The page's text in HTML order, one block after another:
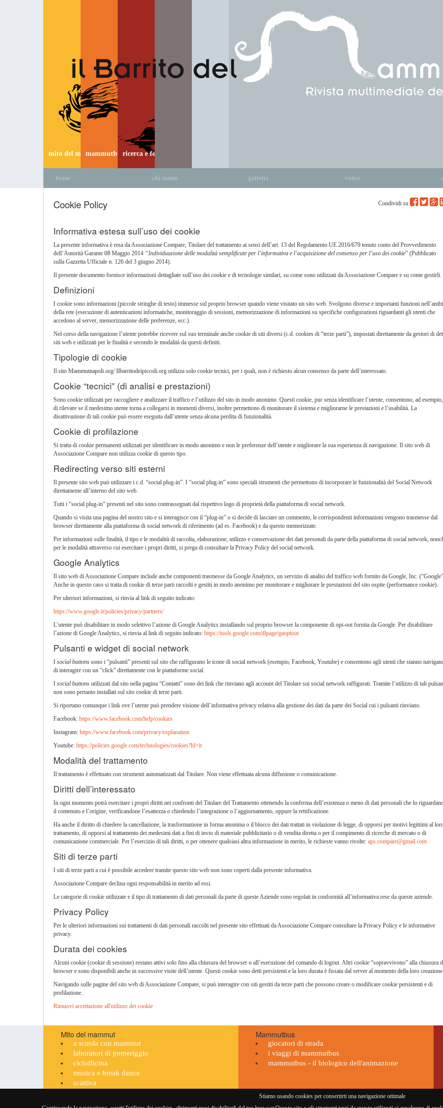
Stiamo usando cookies per consertirti una navigazione ottimale
mito del mammutmammutbusricerca e formazione
home chi siamo galleria video
Condividi su
Cookie Policy
Informativa estesa sull’uso dei cookie
La presente informativa è resa da Associazione Compare, Titolare del trattamento ai sensi dell’art. 13 del Regolamento UE 2016/679 tenuto conto del Provvedimento
dell’Autorità Garante 08 Maggio 2014 “Individuazione delle modalità semplificate per l’informativa e l’acquisizione del consenso per l’uso dei cookie” (Pubblicato
sulla Gazzetta Ufficiale n. 126 del 3 giugno 2014).
Il presente documento fornisce informazioni dettagliate sull’uso dei cookie e di tecnologie similari, su come sono utilizzati da Associazione Compare e su come gestirli.
Definizioni
I cookie sono informazioni (piccole stringhe di testo) immesse sul proprio browser quando viene visitato un sito web. Svolgono diverse e importanti funzioni
della rete (esecuzione di autenticazioni informatiche, monitoraggio di sessioni, memorizzazione di informazioni su specifiche configurazioni riguardanti gli utenti che
accedono al server, memorizzazione delle preferenze, ecc.).
Nel corso della navigazione l’utente potrebbe ricevere sul suo terminale anche cookie di siti diversi (c.d. cookies di “terze parti”), impostati direttamente da gestori di
siti web e utilizzati per le finalità e secondo le modalità da questi definiti.
Tipologie di cookie
Il sito Mammutnapoli.org/ Ilbarritodeipiccoli.org utilizza solo cookie tecnici, per i quali, non è richiesto alcun consenso da parte dell’interessato.
Cookie “tecnici” (di analisi e prestazioni)
Sono cookie utilizzati per raccogliere e analizzare il traffico e l’utilizzo del sito in modo anonimo. Questi cookie, pur senza identificare l’utente, consentono, ad esempio,
di rilevare se il medesimo utente torna a collegarsi in momenti diversi, inoltre permettono di monitorare il sistema e migliorarne le prestazioni e l’usabilità. La
disattivazione di tali cookie può essere eseguita dall’utente senza alcuna perdita di funzionalità.
Cookie di profilazione
Si tratta di cookie permanenti utilizzati per identificare in modo anonimo e non le preferenze dell’utente e migliorare la sua esperienza di navigazione. Il sito web di
Associazione Compare non utilizza cookie di questo tipo.
Redirecting verso siti esterni
Il presente sito web può utilizzare i c.d. “social plug-in”. I “social plug-in” sono speciali strumenti che permettono di incorporare le funzionalità del Social Network
direttamente all’interno del sito web.
Tutti i “social plug-in” presenti nel sito sono contrassegnati dal rispettivo logo di proprietà della piattaforma di social network.
Quando si visita una pagina del nostro sito e si interagisce con il “plug-in” o si decide di lasciare un commento, le corrispondenti informazioni vengono trasmesse dal
browser direttamente alla piattaforma di social network di riferimento (ad es. Facebook) e da questo memorizzate.
Per informazioni sulle finalità, il tipo e le modalità di raccolta, elaborazione, utilizzo e conservazione dei dati personali da parte della piattaforma di social network,
per le modalità attraverso cui esercitare i propri diritti, si prega di consultare la Privacy Policy del social network.
Google Analytics
Il sito web di Associazione Compare include anche componenti trasmesse da Google Analytics, un servizio di analisi del traffico web fornito da Google, Inc.
Anche in questo caso si tratta di cookie di terze parti raccolti e gestiti in modo anonimo per monitorare e migliorare le prestazioni del sito ospite (performance cookie).
Per ulteriori informazioni, si rinvia al link di seguito indicato:
https://www.google.it/policies/privacy/partners/
L’utente può disabilitare in modo selettivo l’azione di Google Analytics installando sul proprio browser la componente di opt-out fornita da Google. Per disabilitare
l’azione di Google Analytics, si rinvia al link di seguito indicato: https://tools.google.com/dlpage/gaoptout
Pulsanti e widget di social network
I social buttons sono i “pulsanti” presenti sul sito che raffigurano le icone di social network (esempio, Facebook, Youtube) e consentono agli utenti che stanno
di interagire con un “click” direttamente con le piattaforme social.
I social buttons utilizzati dal sito nella pagina “Contatti” sono dei link che rinviano agli account del Titolare sui social network raffigurati. Tramite l’utilizzo di tali
non sono pertanto installati sul sito cookie di terze parti.
Si riportano comunque i link ove l’utente può prendere visione dell’informativa privacy relativa alla gestione dei dati da parte dei Social cui i pulsanti rinviano.
Facebook: https://www.facebook.com/help/cookies
Instagram: https://www.facebook.com/privacy/explanation
Youtube: https://policies.google.com/technologies/cookies?hl=it
Modalità del trattamento
Il trattamento è effettuato con strumenti automatizzati dal Titolare. Non viene effettuata alcuna diffusione o comunicazione.
Diritti dell’interessato
In ogni momento potrà esercitare i propri diritti nei confronti del Titolare del Trattamento ottenendo la conferma dell’esistenza o meno di dati personali che lo
il contenuto e l’origine, verificandone l’esattezza o chiedendo l’integrazione o l’aggiornamento, oppure la rettificazione.
Ha anche il diritto di chiedere la cancellazione, la trasformazione in forma anonima o il blocco dei dati trattati in violazione di legge, di opporsi per motivi legittimi al
trattamento, di opporsi al trattamento dei medesimi dati a fini di invio di materiale pubblicitario o di vendita diretta o per il compimento di ricerche di mercato o di
comunicazione commerciale. Per l’esercizio di tali diritti, o per ottenere qualsiasi altra informazione in merito, le richieste vanno rivolte: aps.compare@gmail.com
Siti di terze parti
I siti di terze parti a cui è possibile accedere tramite questo sito web non sono coperti dalla presente informativa.
Associazione Compare declina ogni responsabilità in merito ad essi.
Le categorie di cookie utilizzate e il tipo di trattamento di dati personali da parte di queste Aziende sono regolati in conformità all’informativa rese da queste aziende.
Privacy Policy
Per le ulteriori informazioni sui trattamenti di dati personali raccolti nel presente sito effettuati da Associazione Compare consultare la Privacy Policy e le informative
privacy.
Durata dei cookies
Alcuni cookie (cookie di sessione) restano attivi solo fino alla chiusura del browser o all’esecuzione del comando di logout. Altri cookie “sopravvivono” alla chiusura
browser e sono disponibili anche in successive visite dell’utente. Questi cookie sono detti persistenti e la loro durata è fissata dal server al momento della loro creazione.
Navigando sulle pagine del sito web di Associazione Compare, si può interagire con siti gestiti da terze parti che possono creare o modificare cookie persistenti e di
profilazione.
Rimuovi accettazione all'utilizzo dei cookie
Mito del mammut
a scuola con mammut
laboratori di pomeriggio
ciclofficina
musica e break dance
scattiva
Mammutbus
giocatori di strada
i viaggi di mammutbus
mammutbus - il biologico dell'animazione